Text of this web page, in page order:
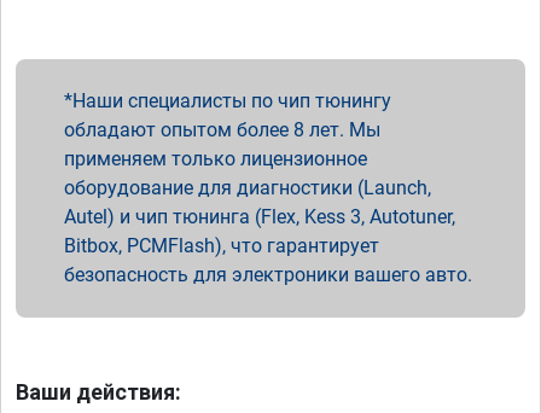
Наши специалисты по чип тюнингу
обладают опытом более 8 лет. Мы
применяем только лицензионное
оборудование для диагностики (Launch,
Autel) и чип тюнинга (Flex, Kess 3, Autotuner,
Bitbox, PCMFlash), что гарантирует
безопасность для электроники вашего авто.
Ваши действия: